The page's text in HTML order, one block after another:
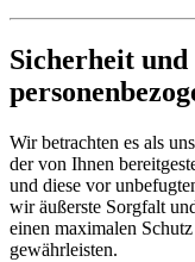
Sicherheit
Wir betrachten es als
der von Ihnen
und diese vor
wir äußerste Sorgfalt
einen maximalen
gewährleisten.